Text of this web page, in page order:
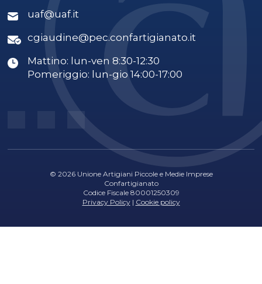
uaf@uaf.it
cgiaudine@pec.confartigianato.it
Mattino: lun-ven 8:30-12:30
Pomeriggio: lun-gio 14:00-17:00
© 2026 Unione Artigiani Piccole e Medie Imprese
Confartigianato
Codice Fiscale 80001250309
Privacy Policy| Cookie policy